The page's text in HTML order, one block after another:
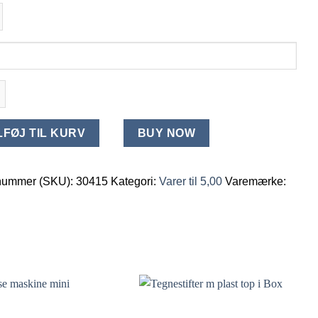
TIL KURV BUY NOW
(SKU): 30415 Kategori: Varer til 5,00 Varemærke: